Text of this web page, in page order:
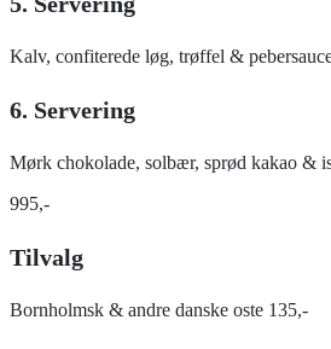
Kalv, confiterede løg, trøffel &
6. Servering
Mørk chokolade, solbær, sprød kakao &
995,-
Tilvalg
Bornholmsk & andre danske oste 135,-